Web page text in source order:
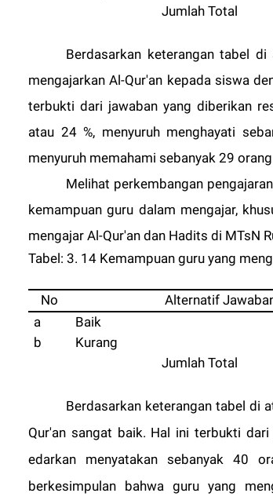
Jumlah Total
Berdasarkan keterangan tabel
mengajarkan Al-Qur'an kepada siswa
terbukti dari jawaban yang diberikan
atau 24 %, menyuruh menghayati
menyuruh memahami sebanyak 29 orang
Melihat perkembangan
kemampuan guru dalam mengajar,
mengajar Al-Qur'an dan Hadits di MTsN
Tabel: 3. 14 Kemampuan guru yang
No Alternatif
a
b
Baik
Kurang
Jumlah Total
Berdasarkan keterangan tabel di
Qur'an sangat baik. Hal ini terbukti
edarkan menyatakan sebanyak 40
berkesimpulan bahwa guru yang